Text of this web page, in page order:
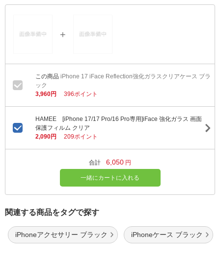
iPhone 17 iFace Reflection強化ガラスクリアケース ブラ
ック
3,960円
396ポイント
HAMEE [iPhone 17/17 Pro/16 Pro専用]iFace 強化ガラス 画面
保護フィルム クリア
2,090円
209ポイント
合計 6,050 円
一緒にカートに入れる
関連する商品をタグで探す
iPhoneアクセサリー ブラック iPhoneケース ブラック